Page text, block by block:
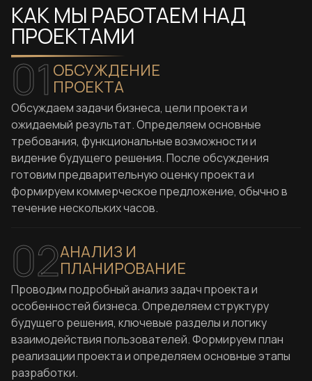
КАК МЫ РАБОТАЕМ НАД
ПРОЕКТАМИ
01 ОБСУЖДЕНИЕ
ПРОЕКТА
Обсуждаем задачи бизнеса, цели проекта и
ожидаемый результат. Определяем основные
требования, функциональные возможности и
видение будущего решения. После обсуждения
готовим предварительную оценку проекта и
формируем коммерческое предложение, обычно в
течение нескольких часов.
02АНАЛИЗ И
ПЛАНИРОВАНИЕ
Проводим подробный анализ задач проекта и
особенностей бизнеса. Определяем структуру
будущего решения, ключевые разделы и логику
взаимодействия пользователей. Формируем план
реализации проекта и определяем основные этапы
разработки.